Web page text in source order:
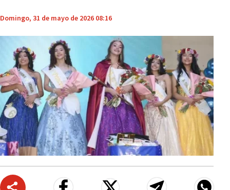
Domingo, 31 de mayo de 2026 08:16